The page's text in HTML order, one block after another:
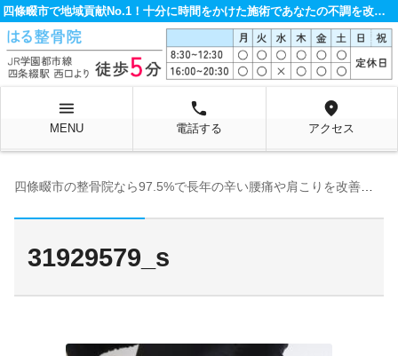
四條畷市で地域貢献No.1！十分に時間をかけた施術であなたの不調を改善する整骨院です。
menu
MENU
local_phone
電話する
location_on
アクセス
31929579_s